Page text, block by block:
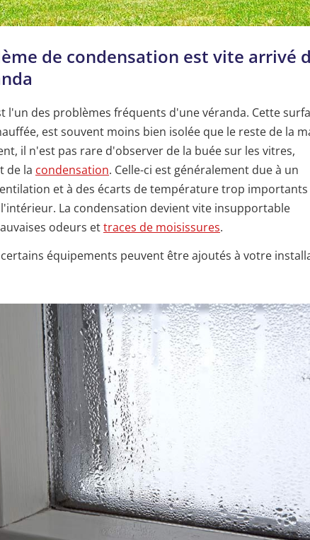
de condensation est vite arrivé
l'un des problèmes fréquents d'une véranda. Cette
est souvent moins bien isolée que le reste de la
il n'est pas rare d'observer de la buée sur les vitres,
de la condensation. Celle-ci est généralement due à un
et à des écarts de température trop
La condensation devient vite insupportable
odeurs ettraces de moisissures.
équipements peuvent être ajoutés à votre